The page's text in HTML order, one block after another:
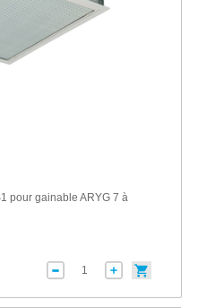
pour gainable ARYG 7 à